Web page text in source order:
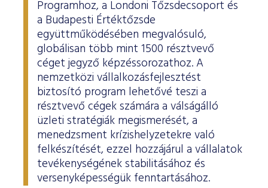
ESG Útmutató
Programhoz, a Londoni Tőzsdecsoport és
a Budapesti Értéktőzsde
együttműködésében megvalósuló,
globálisan több mint 1500 résztvevő
céget jegyző képzéssorozathoz. A
nemzetközi vállalkozásfejlesztést
biztosító program lehetővé teszi a
résztvevő cégek számára a válságálló
üzleti stratégiák megismerését, a
menedzsment krízishelyzetekre való
felkészítését, ezzel hozzájárul a vállalatok
tevékenységének stabilitásához és
versenyképességük fenntartásához.